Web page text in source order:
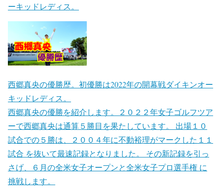
ーキッドレディス。
西郷真央の優勝歴。初優勝は2022年の開幕戦ダイキンオー
キッドレディス。
西郷真央の優勝を紹介します。２０２２年女子ゴルフツア
ーで西郷真央は通算５勝目を果たしています。 出場１０
試合での５勝は、２００４年に不動裕理がマークした１１
試合 を抜いて最速記録となりました。 その新記録を引っ
さげ、６月の全米女子オープンと全米女子プロ選手権 に
挑戦します。